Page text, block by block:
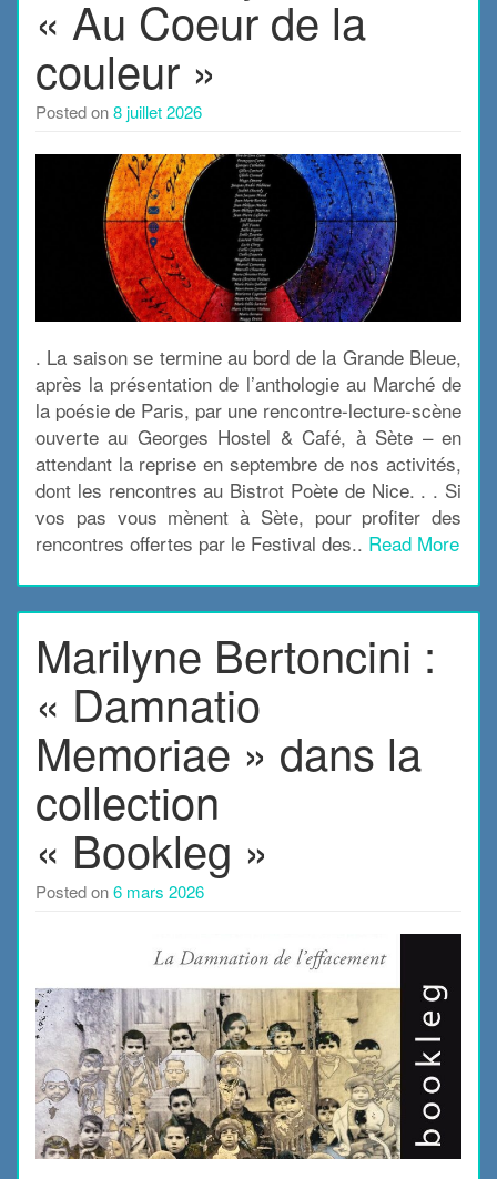
« Au Coeur de la
couleur »
Posted on8 juillet 2026
. La saison se termine au bord de la Grande Bleue,
après la présentation de l’anthologie au Marché de
la poésie de Paris, par une rencontre-lecture-scène
ouverte au Georges Hostel & Café, à Sète – en
attendant la reprise en septembre de nos activités,
dont les rencontres au Bistrot Poète de Nice. . . Si
vos pas vous mènent à Sète, pour profiter des
rencontres offertes par le Festival des.. Read More
Marilyne Bertoncini :
« Damnatio
Memoriae » dans la
collection
« Bookleg »
Posted on6 mars 2026